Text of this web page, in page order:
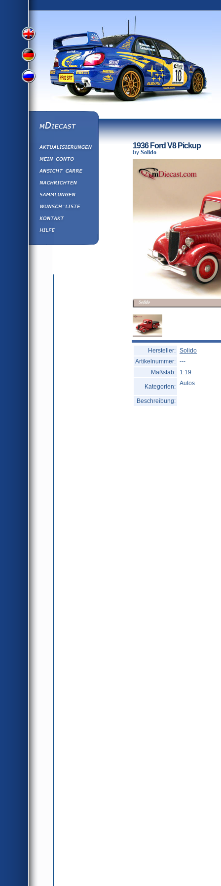
View
Version
View
German
Version
Russian
Version
mDiecast
Sammlungen
Wunsch-Liste
Kontakt
Hilfe
1936 Ford V8 Pickup
by Solido
Hersteller: Solido
Artikelnummer: ---
Maßstab:
1:19
Kategorien: Autos
Beschreibung: